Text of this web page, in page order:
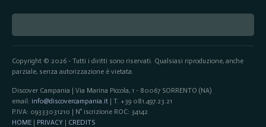
Copyright © 2026 - Tutti i diritti sono riservati. Qualsiasi riproduzione, anche
parziale, senza autorizzazione è vietata.
Discover Campania | Via Marina Piccola, 1 - 80067 SORRENTO (NA)
email: info@discovercampania.it| T. +39 081.497.23.21
P.IVA: 09333031210 | N° iscrizione ROC: 34142
HOME| PRIVACY | CREDITS